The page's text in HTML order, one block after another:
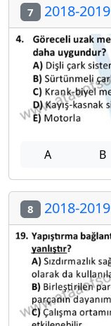
7 2018-
A B
8 2018-